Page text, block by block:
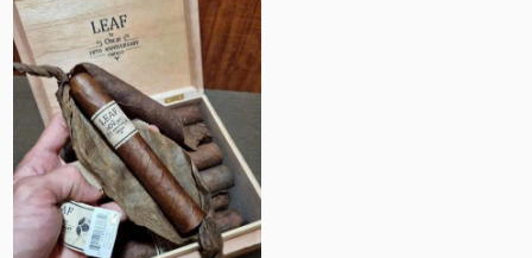
Posted
in